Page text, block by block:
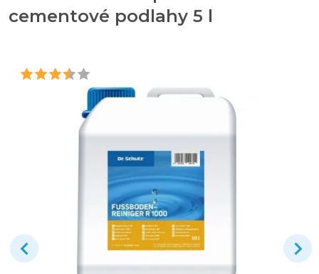
cementové podlahy 5 l